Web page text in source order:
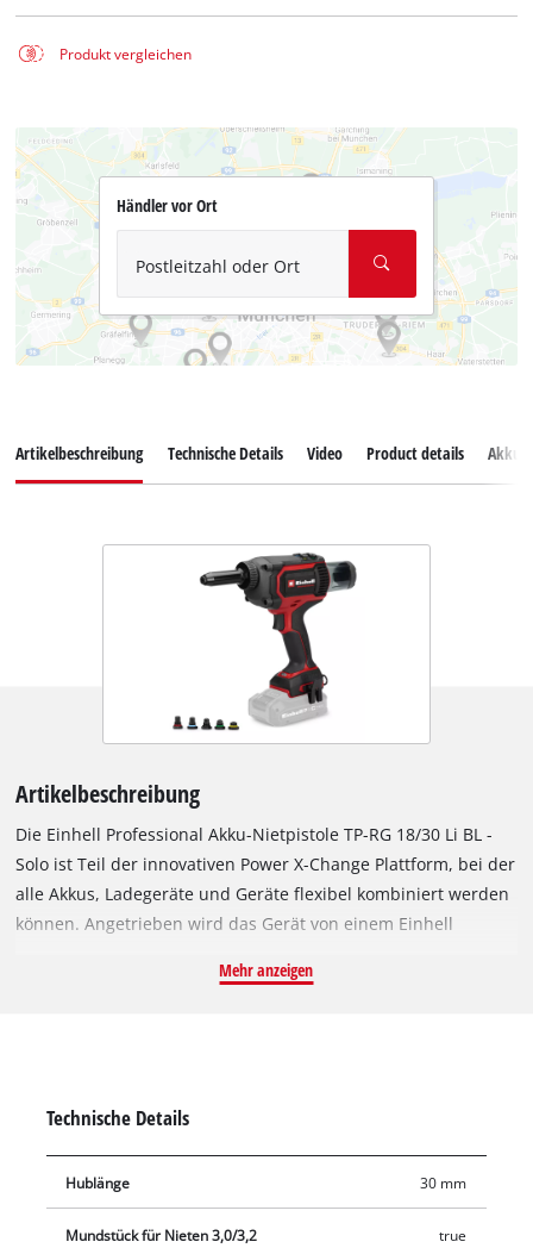
Produkt vergleichen
Händler vor Ort
Postleitzahl oder Ort
Artikelbeschreibung Technische Details Video Product details
Artikelbeschreibung
Die Einhell Professional Akku-Nietpistole TP-RG 18/30 Li BL -
Solo ist Teil der innovativen Power X-Change Plattform, bei der
alle Akkus, Ladegeräte und Geräte flexibel kombiniert werden
können. Angetrieben wird das Gerät von einem Einhell
und eine längere Laufzeit als herkömmliche Kohlebürsten-
dickwandige Materialien. Zur Ausstattung gehören fünf
Mundstücke für Nieten mit Ø 2,4 mm, 3,0/3,2 mm, 4,0 mm,
4,8/5,0 mm und 6,4 mm, die direkt im Mundstückdepot am
Mehr anzeigen
Technische Details
Hublänge 30 mm
Mundstück für Nieten 3,0/3,2 true